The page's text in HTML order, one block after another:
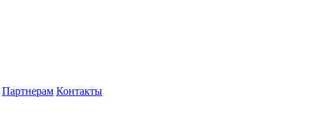
Партнерам Контакты